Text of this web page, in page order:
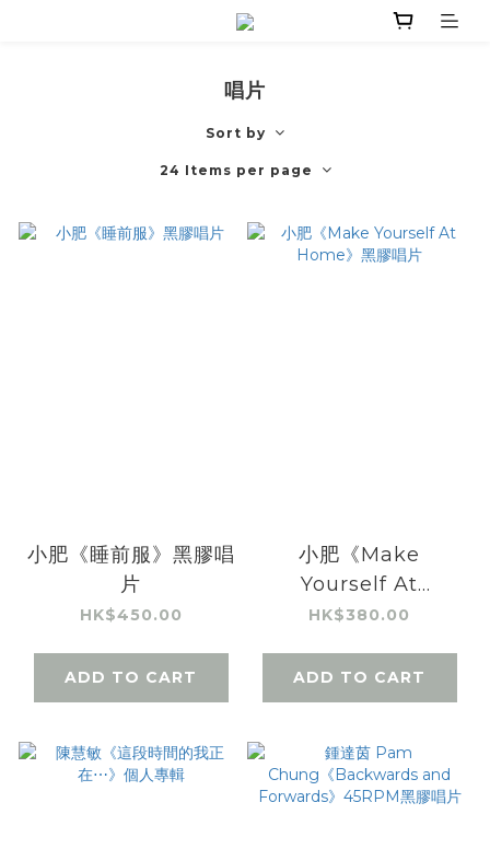
唱片
Sort by
24 Items per page
小肥《睡前服》黑膠唱
片
HK$450.00
ADD TO CART
小肥《Make
Yourself At
Home》黑膠唱片
HK$380.00
ADD TO CART